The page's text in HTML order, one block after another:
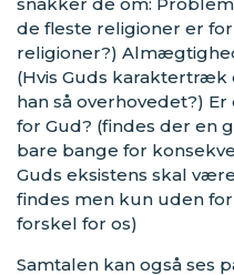
de fleste religioner er
religioner?)
(Hvis Guds karaktertræk
han så overhovedet?)
for Gud? (findes der en
bare bange for
Guds eksistens skal
findes men kun uden
forskel for os)
Samtalen kan også ses